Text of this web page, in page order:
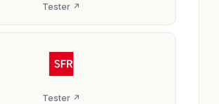
Tester ↗
Tester ↗